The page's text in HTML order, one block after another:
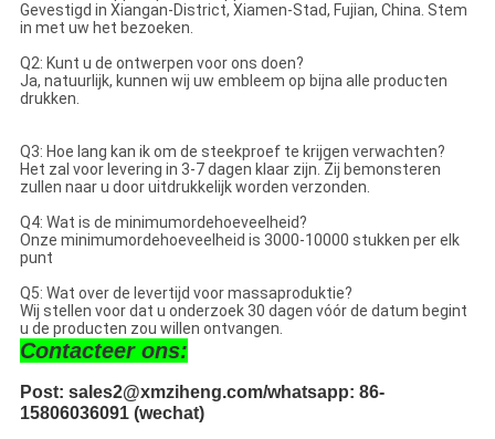
Gevestigd in Xiangan-District, Xiamen-Stad, Fujian, China. Stem
in met uw het bezoeken.
Q2: Kunt u de ontwerpen voor ons doen?
Ja, natuurlijk, kunnen wij uw embleem op bijna alle producten
drukken.
Q3: Hoe lang kan ik om de steekproef te krijgen verwachten?
Het zal voor levering in 3-7 dagen klaar zijn. Zij bemonsteren
zullen naar u door uitdrukkelijk worden verzonden.
Q4: Wat is de minimumordehoeveelheid?
Onze minimumordehoeveelheid is 3000-10000 stukken per elk
punt
Q5: Wat over de levertijd voor massaproduktie?
Wij stellen voor dat u onderzoek 30 dagen vóór de datum begint
u de producten zou willen ontvangen.
Contacteer ons:
Post: sales2@xmziheng.com/whatsapp: 86-
15806036091 (wechat)